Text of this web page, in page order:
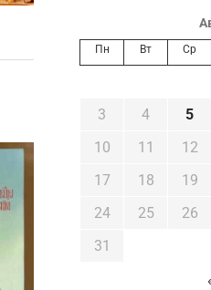
Пн Вт Ср
3
4 5
10
11 12
17
18 19
24
25 26
31